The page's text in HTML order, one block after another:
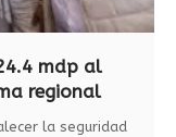
mdp al
regional
la seguridad